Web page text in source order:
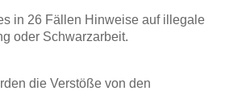
in 26 Fällen Hinweise auf illegale
oder Schwarzarbeit.
die Verstöße von den